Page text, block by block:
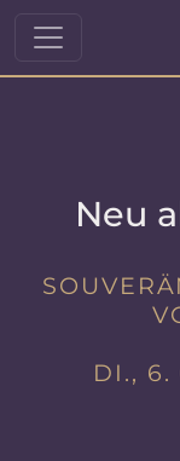
Neu
DI., 6.